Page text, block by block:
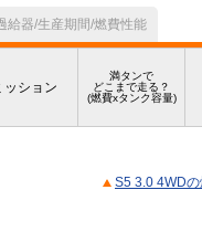
給器/生産期間/燃費性能
ッション
満タンで
どこまで走る？
(燃費xタンク容量)
S5 3.0 4WD